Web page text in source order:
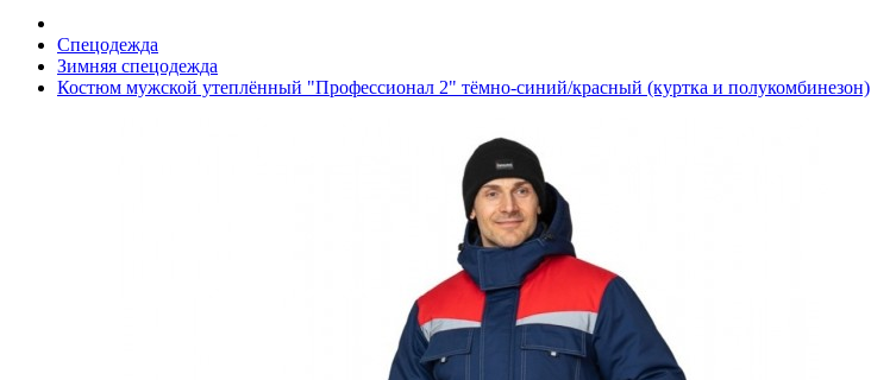
Спецодежда
Зимняя спецодежда
Костюм мужской утеплённый "Профессионал 2" тёмно-синий/красный (куртка и полукомбинезон)